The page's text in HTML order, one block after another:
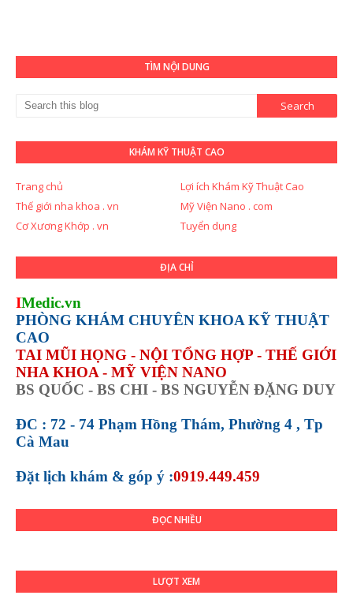
TÌM NỘI DUNG
KHÁM KỸ THUẬT CAO
Trang chủ
Lợi ích Khám Kỹ Thuật Cao
Thế giới nha khoa . vn
Mỹ Viện Nano . com
Cơ Xương Khớp . vn
Tuyển dụng
ĐỊA CHỈ
IMedic.vn
PHÒNG KHÁM CHUYÊN KHOA KỸ THUẬT
CAO
TAI MŨI HỌNG - NỘI TỔNG HỢP - THẾ GIỚI
NHA KHOA - MỸ VIỆN NANO
BS QUỐC - BS CHI - BS NGUYỄN ĐẶNG DUY
ĐC : 72 - 74 Phạm Hồng Thám, Phường 4 , Tp
Cà Mau
Đặt lịch khám & góp ý :0919.449.459
ĐỌC NHIỀU
LƯỢT XEM